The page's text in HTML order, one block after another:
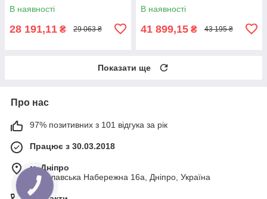
В наявності
28 191,11 ₴ 29 063 ₴
В наявності
41 899,15 ₴ 43 195 ₴
Показати ще
Про нас
97% позитивних з 101 відгука за рік
Працює з 30.03.2018
м. Дніпро
Січеславська Набережна 16а, Дніпро, Україна